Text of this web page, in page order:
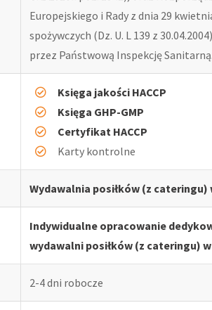
Europejskiego i Rady z dnia 29
spożywczych (Dz. U. L 139 z
przez Państwową Inspekcję Sanitarną.
Księga jakości HACCP
Księga GHP-GMP
Certyfikat HACCP
Karty kontrolne
Wydawalnia posiłków (z cateringu)
Indywidualne opracowanie
wydawalni posiłków (z cateringu)
2-4 dni robocze